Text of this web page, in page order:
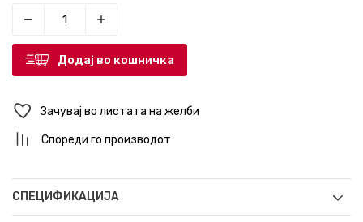
Додај во кошничка
Зачувај во листата на желби
Спореди го производот
СПЕЦИФИКАЦИЈА